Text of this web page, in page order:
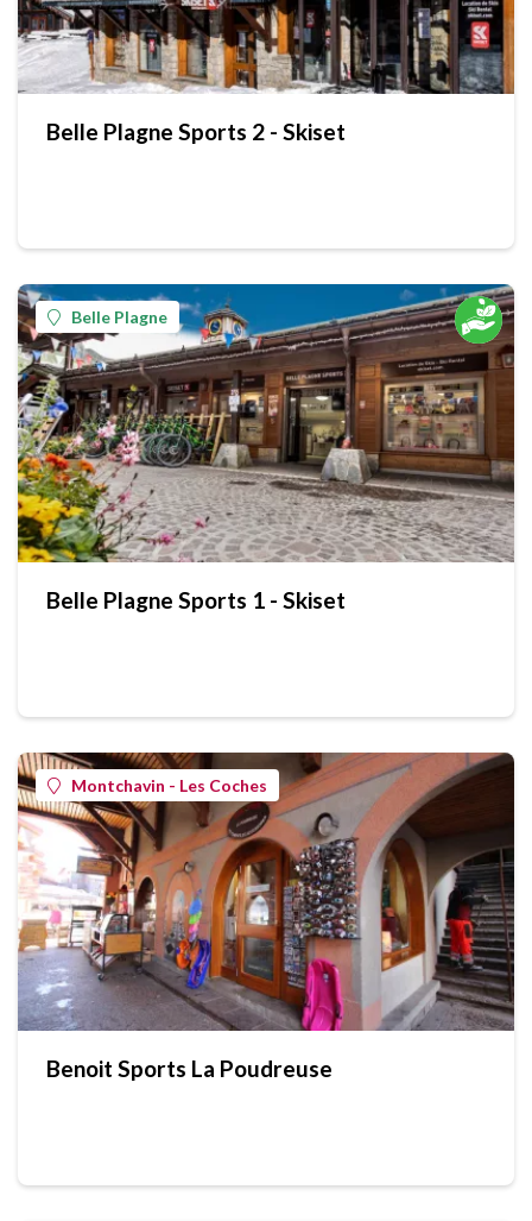
Belle Plagne Sports 2 - Skiset
Belle Plagne
Belle Plagne Sports 1 - Skiset
Montchavin - Les Coches
Benoit Sports La Poudreuse